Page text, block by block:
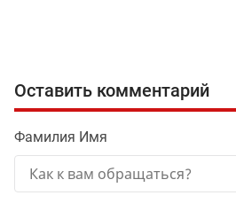
Оставить комментарий
Фамилия Имя